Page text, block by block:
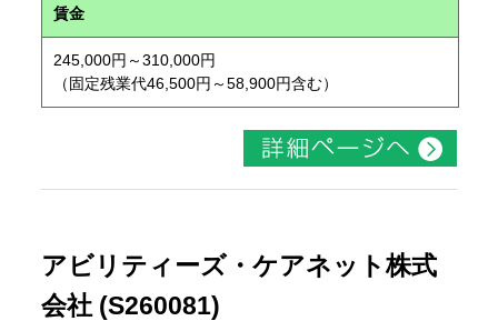
賃金
245,000円～310,000円
（固定残業代46,500円～58,900円含む）
アビリティーズ・ケアネット株式
会社 (S260081)